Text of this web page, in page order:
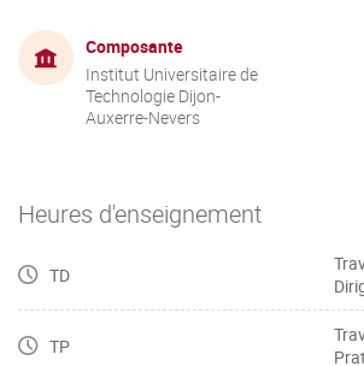
Composante
Institut Universitaire de
Technologie Dijon-
Auxerre-Nevers
Heures d'enseignement
TD
TP